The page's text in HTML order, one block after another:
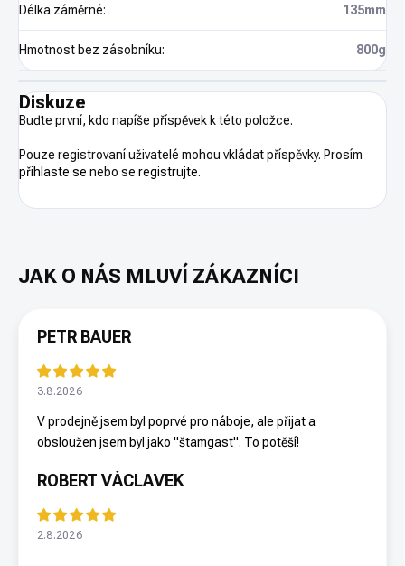
Délka záměrné: 135mm
Hmotnost bez zásobníku: 800g
Diskuze
Buďte první, kdo napíše příspěvek k této položce.
Pouze registrovaní uživatelé mohou vkládat příspěvky. Prosím
přihlaste se nebo se registrujte.
PETR BAUER
3.8.2026
V prodejně jsem byl poprvé pro náboje, ale přijat a
obsloužen jsem byl jako "štamgast". To potěší!
ROBERT VÁCLAVEK
2.8.2026